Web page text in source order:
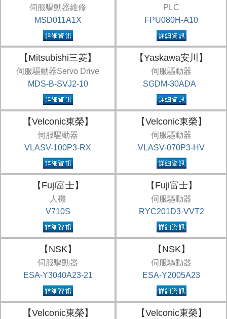
伺服驅動器維修
MSD011A1X
PLC
FPU080H-A10
【Mitsubishi三菱】
伺服驅動器Servo Drive
MDS-B-SVJ2-10
【Yaskawa安川】
伺服驅動器
SGDM-30ADA
【Velconic東榮】
伺服驅動器
VLASV-100P3-RX
【Velconic東榮】
伺服驅動器
VLASV-070P3-HV
【Fuji富士】
人機
V710S
【Fuji富士】
伺服驅動器
RYC201D3-VVT2
【NSK】
伺服驅動器
ESA-Y3040A23-21
【NSK】
伺服驅動器
ESA-Y2005A23
【Velconic東榮】 【Velconic東榮】